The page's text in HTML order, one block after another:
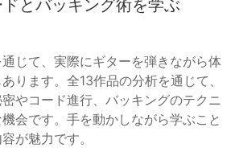
とバッキング術を学ぶ
じて、実際にギターを弾きながら体
ります。全13作品の分析を通じて、
やコード進行、バッキングのテクニ
会です。手を動かしながら学ぶこと
が魅力です。